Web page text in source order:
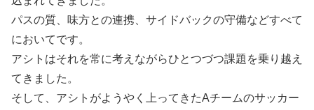
パスの質、味方との連携、サイドバックの守備などすべて
においてです。
アシトはそれを常に考えながらひとつづつ課題を乗り越え
てきました。
そして、アシトがようやく上ってきたAチームのサッカー